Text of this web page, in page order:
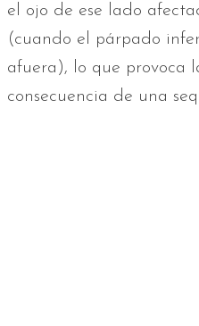
el ojo de ese lado
(cuando el párpado
afuera), lo que provoca
consecuencia de una